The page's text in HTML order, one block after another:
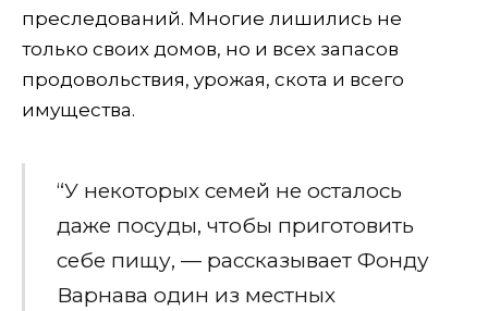
преследований. Многие лишились не
только своих домов, но и всех запасов
продовольствия, урожая, скота и всего
имущества.
“У некоторых семей не осталось
даже посуды, чтобы приготовить
себе пищу, — рассказывает Фонду
Варнава один из местных